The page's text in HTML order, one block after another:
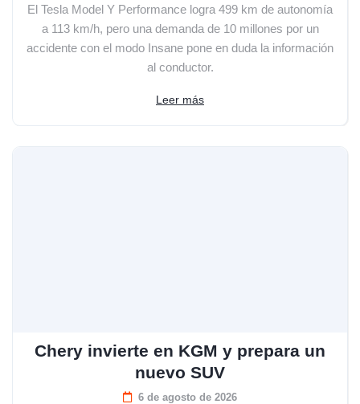
El Tesla Model Y Performance logra 499 km de autonomía
a 113 km/h, pero una demanda de 10 millones por un
accidente con el modo Insane pone en duda la información
al conductor.
Leer más
Chery invierte en KGM y prepara un
nuevo SUV
6 de agosto de 2026